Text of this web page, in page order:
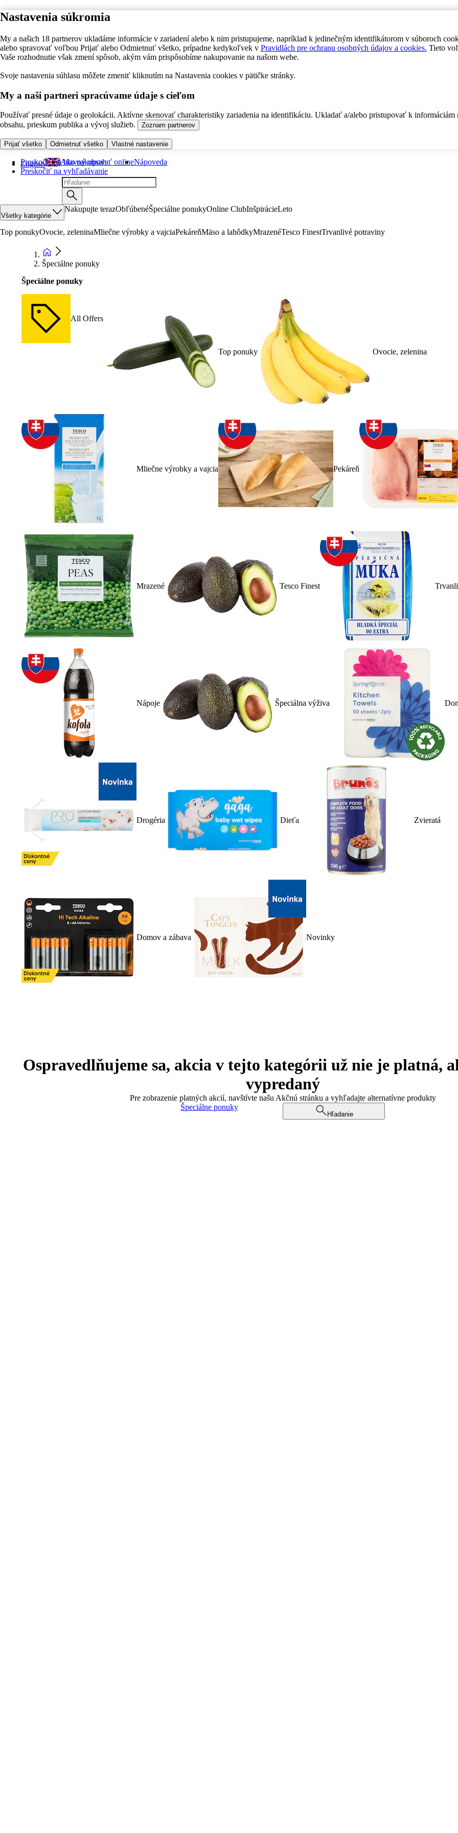
Nastavenia súkromia
My a našich 18 partnerov ukladáme informácie v zariadení alebo k nim pristupujeme, napríklad k jedinečným identifikátorom v súboroch
alebo spravovať voľbou Prijať alebo Odmietnuť všetko, prípadne kedykoľvek v Pravidlách pre ochranu osobných údajov a cookies. Tieto
Vaše rozhodnutie však zmení spôsob, akým vám prispôsobíme nakupovanie na našom webe.
Svoje nastavenia súhlasu môžete zmeniť kliknutím na Nastavenia cookies v pätičke stránky.
My a naši partneri spracúvame údaje s cieľom
Používať presné údaje o geolokácii. Aktívne skenovať charakteristiky zariadenia na identifikáciu. Ukladať a/alebo pristupovať k informáciám
obsahu, prieskum publika a vývoj služieb.
Zoznam partnerov
Prijať všetko Odmietnuť všetko Vlastné nastavenie
Preskočiť na hlavný obsah
Preskočiť na vyhľadávanie
English Ako nakupovať onlineNápoveda
Všetky kategórie
Nakupujte terazObľúbenéŠpeciálne ponukyOnline ClubInšpirácieLeto
Top ponukyOvocie, zeleninaMliečne výrobky a vajciaPekáreňMäso a lahôdkyMrazenéTesco FinestTrvanlivé potraviny
Špeciálne ponuky
Špeciálne ponuky
All Offers
Top ponuky Ovocie, zelenina
Mliečne výrobky a vajcia Pekáreň
Mrazené Tesco Finest
Nápoje Špeciálna výživa
Drogéria Dieťa Zvieratá
Domov a zábava Novinky
Ospravedlňujeme sa, akcia v tejto kategórii už nie je platná,
vypredaný
Pre zobrazenie platných akcií, navštívte našu Akčnú stránku a vyhľadajte alternatívne produkty
Špeciálne ponuky
Hľadanie